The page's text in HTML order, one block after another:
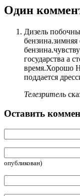
Один
Дизель
бензина.зимняя
государства а
время.Хорошо
поддается
Телезритель
Оставить
опубликован)